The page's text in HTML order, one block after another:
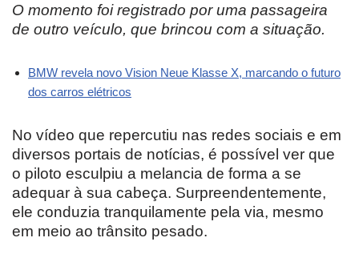
O momento foi registrado por uma passageira
de outro veículo, que brincou com a situação.
BMW revela novo Vision Neue Klasse X, marcando o futuro
dos carros elétricos
No vídeo que repercutiu nas redes sociais e em
diversos portais de notícias, é possível ver que
o piloto esculpiu a melancia de forma a se
adequar à sua cabeça. Surpreendentemente,
ele conduzia tranquilamente pela via, mesmo
em meio ao trânsito pesado.